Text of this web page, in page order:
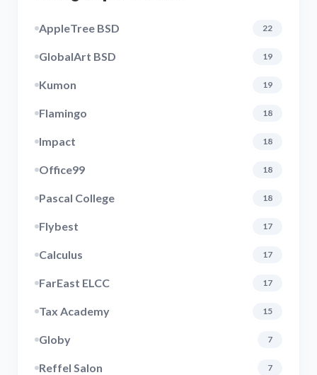
AppleTree BSD 22
GlobalArt BSD 19
Kumon 19
Flamingo 18
Impact 18
Office99 18
Pascal College 18
Flybest 17
Calculus 17
FarEast ELCC 17
Tax Academy 15
Globy 7
Reffel Salon 7